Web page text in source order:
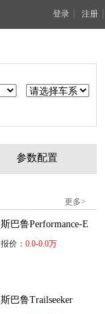
登录 注册
参数配置
更多>
斯巴鲁Performance-E
报价： 0.0-0.0万
斯巴鲁Trailseeker